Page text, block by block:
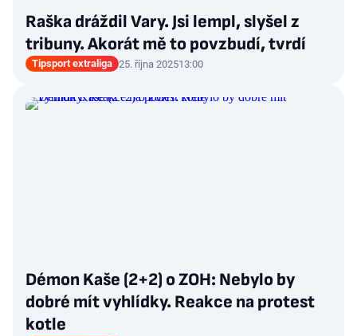
Raška dráždil Vary. Jsi lempl, slyšel z
tribuny. Akorát mě to povzbudí, tvrdí
Tipsport extraliga 25. října 202513:00
Démon Kaše (2+2) o ZOH: Nebylo by
dobré mít vyhlídky. Reakce na protest
kotle